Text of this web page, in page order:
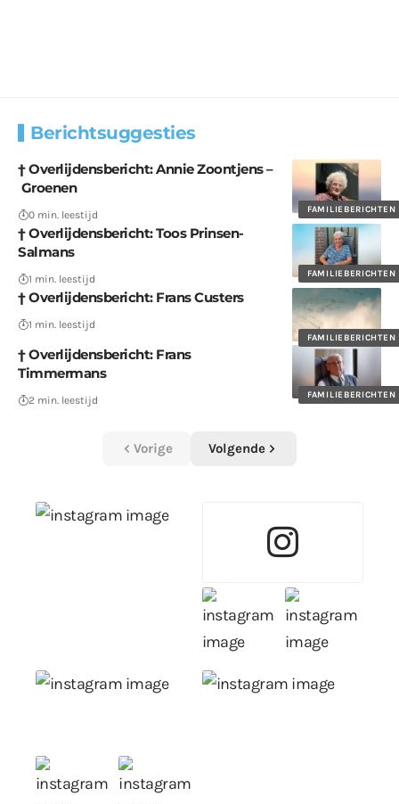
Berichtsuggesties
FAMILIEBERICHTEN
† Overlijdensbericht: Annie Zoontjens –
Groenen
0 min. leestijd
FAMILIEBERICHTEN
† Overlijdensbericht: Toos Prinsen-
Salmans
1 min. leestijd
FAMILIEBERICHTEN
† Overlijdensbericht: Frans Custers
1 min. leestijd
FAMILIEBERICHTEN
† Overlijdensbericht: Frans
Timmermans
2 min. leestijd
Vorige Volgende